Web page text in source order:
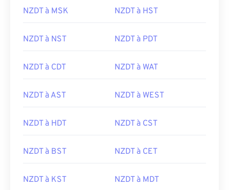
NZDT à MSK NZDT à HST
NZDT à NST NZDT à PDT
NZDT à CDT NZDT à WAT
NZDT à AST NZDT à WEST
NZDT à HDT NZDT à CST
NZDT à BST NZDT à CET
NZDT à KST NZDT à MDT